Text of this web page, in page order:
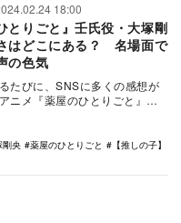
18:00
とりごと』壬氏役・大塚剛
はどこにある？ 名場面で
の色気
たびに、SNSに多くの感想が
ニメ『薬屋のひとりごと』。
剛央 薬屋のひとりごと
【推しの子】